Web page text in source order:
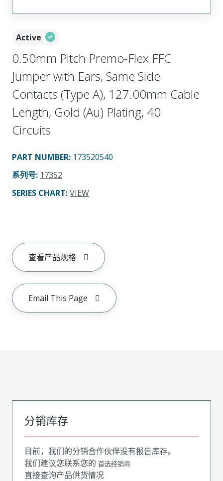
Active
0.50mm Pitch Premo-Flex FFC
Jumper with Ears, Same Side
Contacts (Type A), 127.00mm Cable
Length, Gold (Au) Plating, 40
Circuits
PART NUMBER: 173520540
系列号: 17352
SERIES CHART:VIEW
查看产品规格
Email This Page
分销库存
目前，我们的分销合作伙伴没有报告库存。
我们建议您联系您的 首选经销商
直接查询产品供货情况